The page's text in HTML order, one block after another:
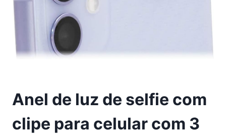
Anel de luz de selfie com
clipe para celular com 3